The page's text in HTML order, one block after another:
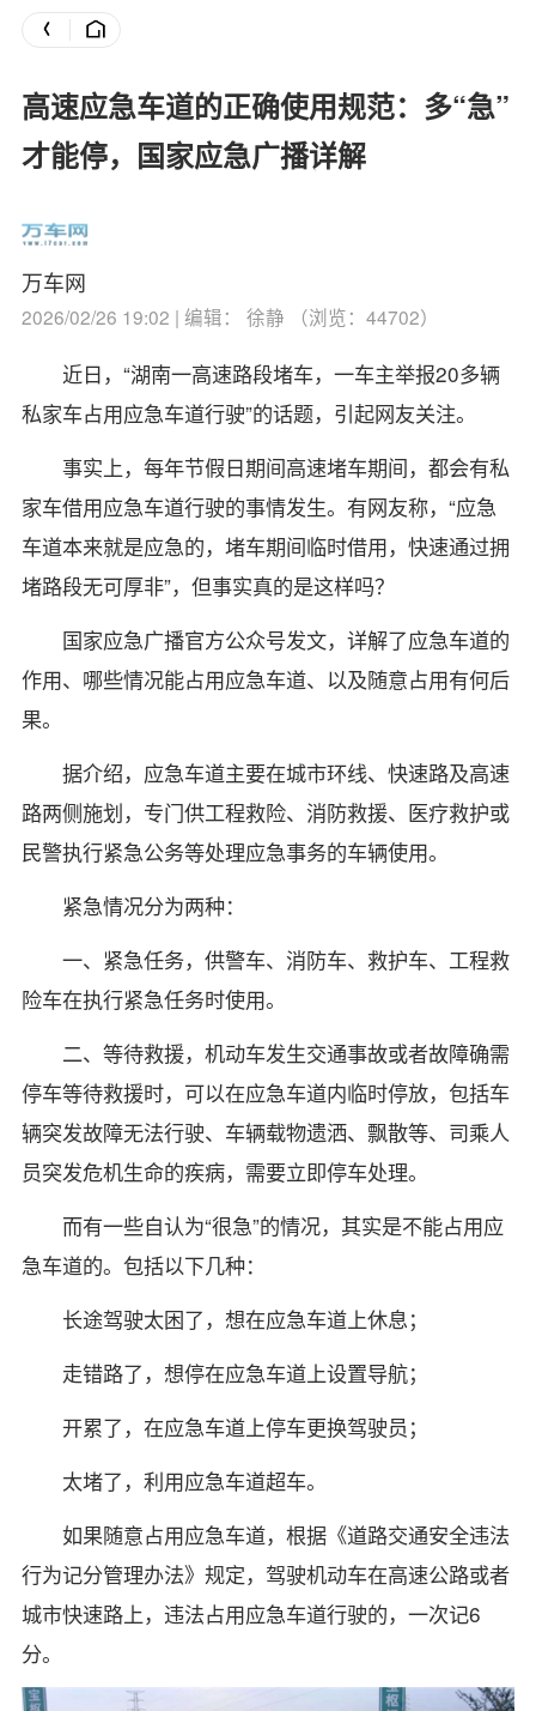
高速应急车道的正确使用规范：多“急”
才能停，国家应急广播详解
万车网
2026/02/26 19:02 | 编辑： 徐静 （浏览：44702）
近日，“湖南一高速路段堵车，一车主举报20多辆
私家车占用应急车道行驶”的话题，引起网友关注。
事实上，每年节假日期间高速堵车期间，都会有私
家车借用应急车道行驶的事情发生。有网友称，“应急
车道本来就是应急的，堵车期间临时借用，快速通过拥
堵路段无可厚非”，但事实真的是这样吗？
国家应急广播官方公众号发文，详解了应急车道的
作用、哪些情况能占用应急车道、以及随意占用有何后
果。
据介绍，应急车道主要在城市环线、快速路及高速
路两侧施划，专门供工程救险、消防救援、医疗救护或
民警执行紧急公务等处理应急事务的车辆使用。
紧急情况分为两种：
一、紧急任务，供警车、消防车、救护车、工程救
险车在执行紧急任务时使用。
二、等待救援，机动车发生交通事故或者故障确需
停车等待救援时，可以在应急车道内临时停放，包括车
辆突发故障无法行驶、车辆载物遗洒、飘散等、司乘人
员突发危机生命的疾病，需要立即停车处理。
而有一些自认为“很急”的情况，其实是不能占用应
急车道的。包括以下几种：
长途驾驶太困了，想在应急车道上休息；
走错路了，想停在应急车道上设置导航；
开累了，在应急车道上停车更换驾驶员；
太堵了，利用应急车道超车。
如果随意占用应急车道，根据《道路交通安全违法
行为记分管理办法》规定，驾驶机动车在高速公路或者
城市快速路上，违法占用应急车道行驶的，一次记6
分。